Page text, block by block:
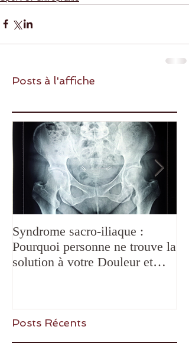
Posts à l'affiche
Syndrome sacro-iliaque :
Pourquoi personne ne trouve la
solution à votre Douleur et
Posts Récents